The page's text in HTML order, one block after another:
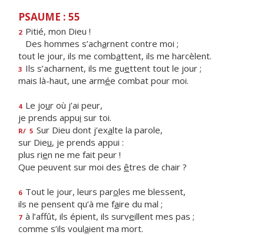
PSAUME : 55
2 Pitié, mon Dieu !
Des hommes s’acharnent contre moi ;
tout le jour, ils me combattent, ils me harcèlent.
3 Ils s’acharnent, ils me guettent tout le jour ;
mais là-haut, une armée combat pour moi.
4 Le jour où j’ai peur,
je prends appui sur toi.
R/ 5 Sur Dieu dont j’exalte la parole,
sur Dieu, je prends appui :
plus rien ne me fait peur !
Que peuvent sur moi des êtres de chair ?
6 Tout le jour, leurs paroles me blessent,
ils ne pensent qu’à me faire du mal ;
7 à l’affût, ils épient, ils surveillent mes pas ;
comme s’ils voulaient ma mort.